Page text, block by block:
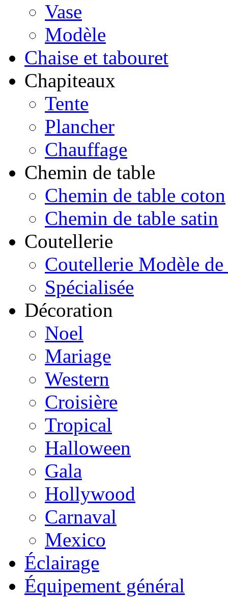
Vase
Modèle
Chaise et tabouret
Chapiteaux
Tente
Plancher
Chauffage
Chemin de table
Chemin de table coton
Chemin de table satin
Coutellerie
Coutellerie Modèle de
Spécialisée
Décoration
Noel
Mariage
Western
Croisière
Tropical
Halloween
Gala
Hollywood
Carnaval
Mexico
Éclairage
Équipement général